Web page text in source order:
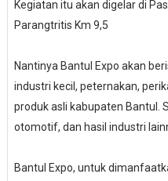
Kegiatan itu akan digelar di
Parangtritis Km 9,5
Nantinya Bantul Expo akan
industri kecil, peternakan,
produk asli kabupaten Bantul.
otomotif, dan hasil industri
Bantul Expo, untuk